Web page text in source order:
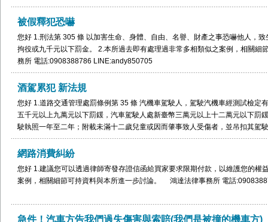
被假釋犯恐嚇
您好 1.刑法第 305 條 以加害生命、身體、自由、名譽、財產之事恐嚇他人，
拘役或九千元以下罰金。 2.本所過去即有處理過非常多相類似之案例，相關細
務所 電話:0908388786 LINE:andy850705
酒駕累犯 新法規
您好 1.道路交通管理處罰條例第 35 條 汽機車駕駛人，駕駛汽機車經測試檢定
五千元以上九萬元以下罰鍰，汽車駕駛人處新臺幣三萬元以上十二萬元以下罰
駛執照一年至二年；附載未滿十二歲兒童或因而肇事致人受傷者，並吊扣其駕
銷其駕駛執照，並不得再考領： 一、酒精濃度超過規定標準。 二、吸食毒品
品。 汽車駕駛人有前項應受吊扣情形時，駕駛營業大客車者，吊銷其駕駛執照
十年內第二次違反第一項規定者，依其駕駛車輛分別依第一項所定罰鍰最高額
罰鍰金額加罰新臺幣九萬元，並均應當場移置保管該汽機車、吊銷其駕駛執照
網路消費糾紛
您好 1.建議您可以透過律師寄發存證信函給買家要求限期付款，以維護您的權
案例，相關細節可持資料與本所進一步討論。 鴻達法律事務所 電話
急件！汽車方告我們過失傷害與索賠(我們是被撞的機車方)